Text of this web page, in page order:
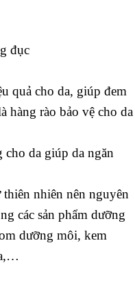
đục
quả cho da, giúp đem
hàng rào bảo vệ cho da
cho da giúp da ngăn
nhiên nên nguyên
các sản phẩm dưỡng
dưỡng môi, kem